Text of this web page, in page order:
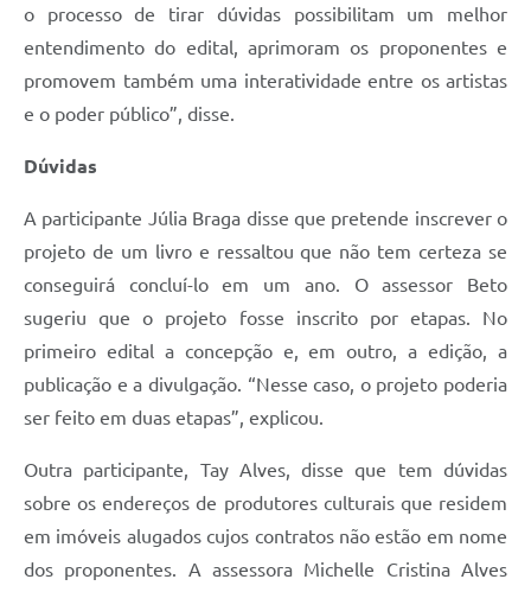
o processo de tirar dúvidas possibilitam um melhor
entendimento do edital, aprimoram os proponentes e
promovem também uma interatividade entre os artistas
e o poder público”, disse.
Dúvidas
A participante Júlia Braga disse que pretende inscrever o
projeto de um livro e ressaltou que não tem certeza se
conseguirá concluí-lo em um ano. O assessor Beto
sugeriu que o projeto fosse inscrito por etapas. No
primeiro edital a concepção e, em outro, a edição, a
publicação e a divulgação. “Nesse caso, o projeto poderia
ser feito em duas etapas”, explicou.
Outra participante, Tay Alves, disse que tem dúvidas
sobre os endereços de produtores culturais que residem
em imóveis alugados cujos contratos não estão em nome
dos proponentes. A assessora Michelle Cristina Alves